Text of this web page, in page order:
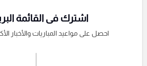
اشترك فى القائمة
احصل على مواعيد المباريات والأخبار